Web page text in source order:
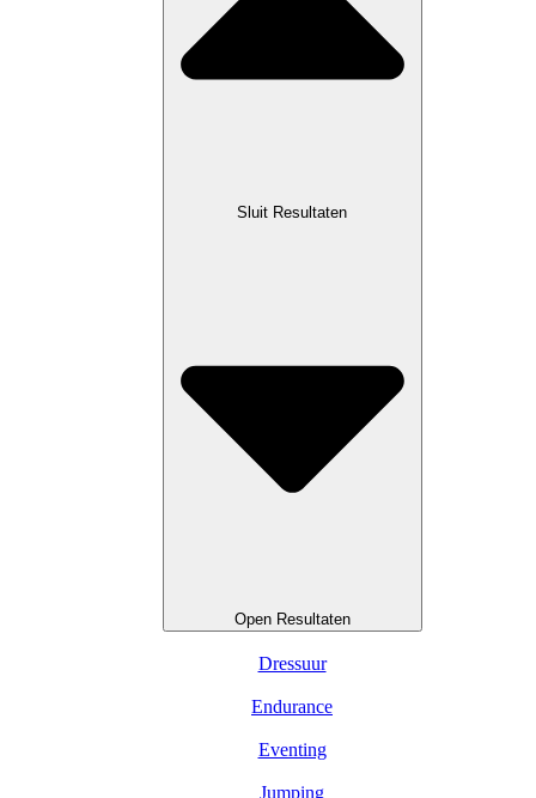
Sluit Resultaten
Open Resultaten
Dressuur
Endurance
Eventing
Jumping